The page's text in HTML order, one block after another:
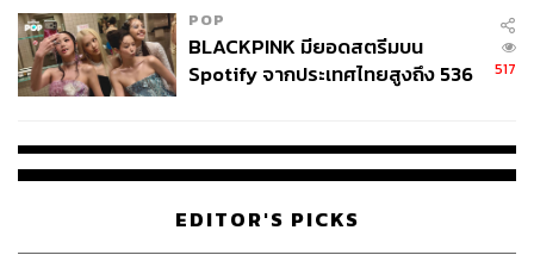
POP
BLACKPINK มียอดสตรีมบน
Spotify จากประเทศไทยสูงถึง 536
517
EDITOR'S PICKS